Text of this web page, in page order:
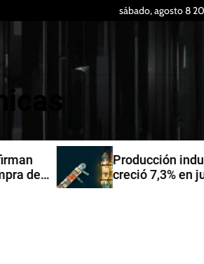
sábado, agosto 8
de
Producción
creció 7,3% en junio